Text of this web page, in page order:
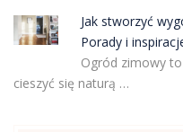
Jak stworzyć
Porady i
Ogród zimowy
cieszyć się naturą …